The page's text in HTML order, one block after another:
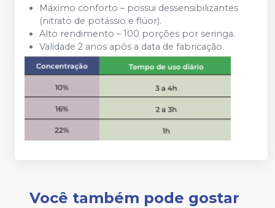
Máximo conforto – possui dessensibilizantes
(nitrato de potássio e flúor).
Alto rendimento – 100 porções por seringa.
Validade 2 anos após a data de fabricação.
Você também pode gostar